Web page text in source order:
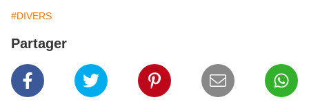
#DIVERS
Partager